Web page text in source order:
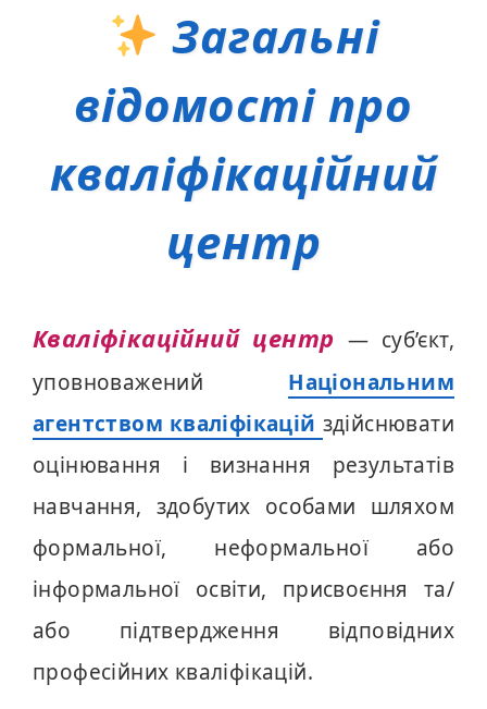
Загальні
відомості про
кваліфікаційний
центр
Кваліфікаційний центр — суб’єкт,
уповноважений Національним
агентством кваліфікацій здійснювати
оцінювання і визнання результатів
навчання, здобутих особами шляхом
формальної, неформальної або
інформальної освіти, присвоєння та/
або підтвердження відповідних
професійних кваліфікацій.